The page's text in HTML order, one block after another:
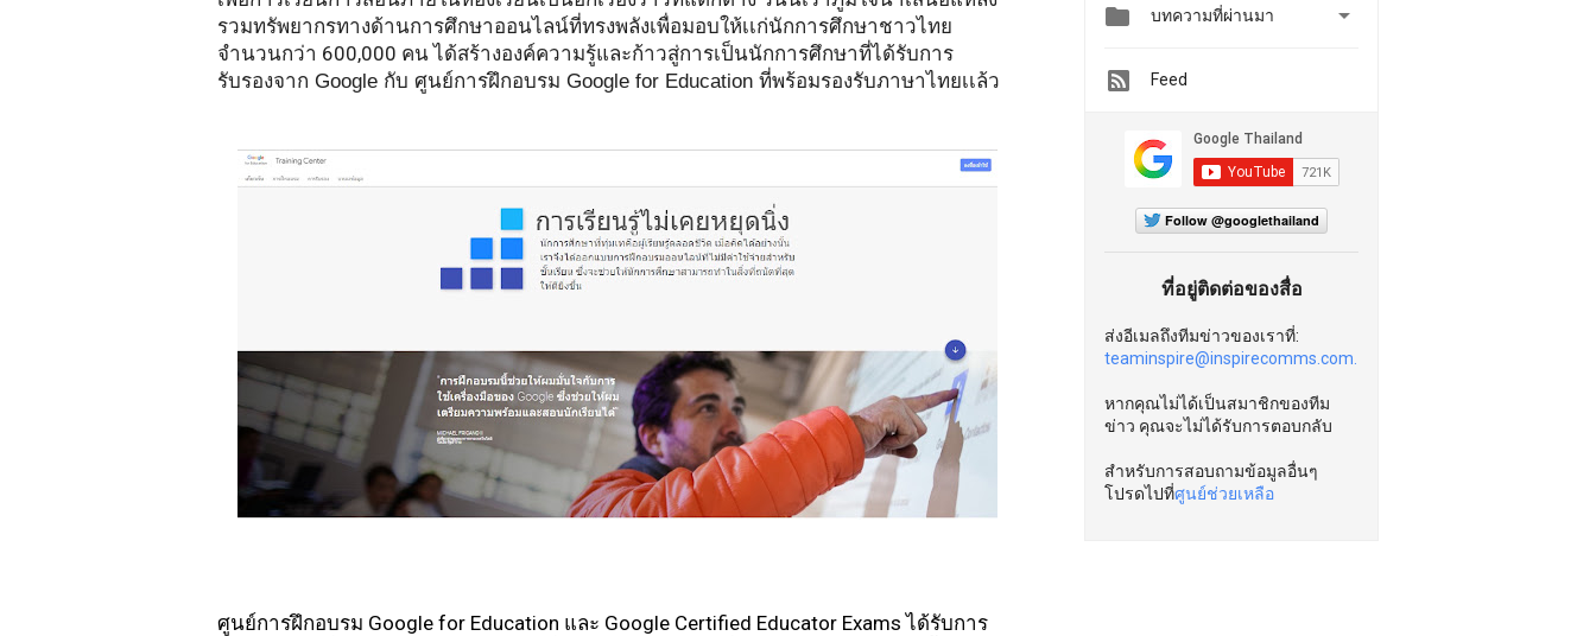
รวมทรัพยากรทางด้านการศึกษาออนไลน์ที่ทรงพลังเพื่อมอบให้เเก่นักการศึกษาชาวไทย
จำนวนกว่า 600,000 คน ได้สร้างองค์ความรู้และก้าวสู่การเป็นนักการศึกษาที่ได้รับการ
ศูนย์การฝึกอบรม Google for Education และ Google Certified Educator Exams ได้รับการ
 บทความที่ผ่านมา 
Feed
Follow @googlethailand
ที่อยู่ติดต่อของสื่อ
ส่งอีเมลถึงทีมข่าวของเราที่:
teaminspire@inspirecomms.com.
หากคุณไม่ได้เป็นสมาชิกของทีม
ข่าว คุณจะไม่ได้รับการตอบกลับ
สำหรับการสอบถามข้อมูลอื่นๆ
โปรดไปที่ศูนย์ช่วยเหลือ